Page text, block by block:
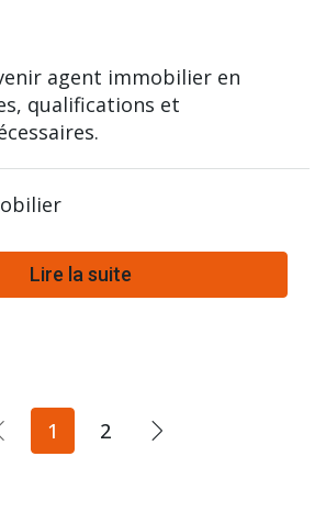
agent immobilier en
qualifications et
Lire la suite
1 2